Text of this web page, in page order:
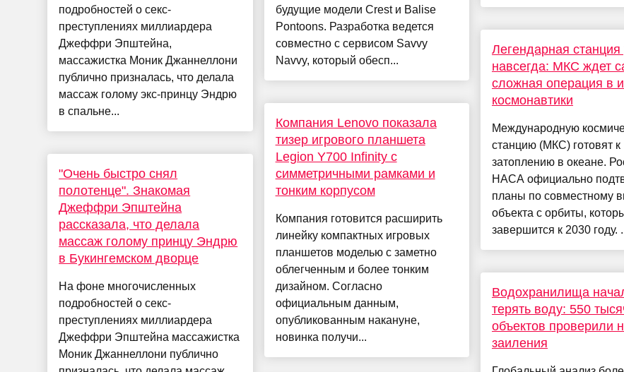
подробностей о секс-
преступлениях миллиардера
Джеффри Эпштейна,
массажистка Моник Джаннеллони
публично призналась, что делала
массаж голому экс-принцу Эндрю
в спальне...
"Очень быстро снял
полотенце". Знакомая
Джеффри Эпштейна
рассказала, что делала
массаж голому принцу Эндрю
в Букингемском дворце
На фоне многочисленных
подробностей о секс-
преступлениях миллиардера
Джеффри Эпштейна массажистка
Моник Джаннеллони публично
будущие модели Crest и Balise
Pontoons. Разработка ведется
совместно с сервисом Savvy
Navvy, который обесп...
Компания Lenovo показала
тизер игрового планшета
Legion Y700 Infinity с
симметричными рамками и
тонким корпусом
Компания готовится расширить
линейку компактных игровых
планшетов моделью с заметно
облегченным и более тонким
дизайном. Согласно
официальным данным,
опубликованным накануне,
новинка получи...
Легендарная станция
навсегда: МКС ждет
сложная операция в
космонавтики
Международную
станцию (МКС) готовят к
затоплению в океане.
НАСА официально
планы по совместному
объекта с орбиты,
завершится к 2030 году.
Водохранилища
терять воду: 550
объектов проверили
заиления